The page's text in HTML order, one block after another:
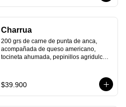
artesanal. ¡La esencia de la comida
callejera colombiana, llena de sabor y
Charrua
200 grs de carne de punta de anca,
acompañada de queso americano,
tocineta ahumada, pepinillos agridulces,
de un suave pan artesanal. ¡Un
homenaje a los asados uruguayos con
cada bocado!
$39.900